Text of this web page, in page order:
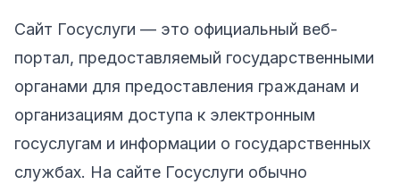
Сайт Госуслуги — это официальный веб-
портал, предоставляемый государственными
органами для предоставления гражданам и
организациям доступа к электронным
госуслугам и информации о государственных
службах. На сайте Госуслуги обычно